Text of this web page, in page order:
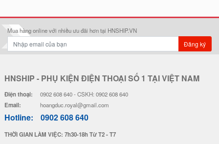
Mua hàng online với nhiều ưu đãi hơn tại HNSHIP.VN
Đăng ký
HNSHIP - PHỤ KIỆN ĐIỆN THOẠI SỐ 1 TẠI VIỆT NAM
Điện thoại: 0902 608 640 - CSKH: 0902 608 640
Email: hoangduc.royal@gmail.com
Hotline: 0902 608 640
THỜI GIAN LÀM VIỆC: 7h30-18h Từ T2 - T7